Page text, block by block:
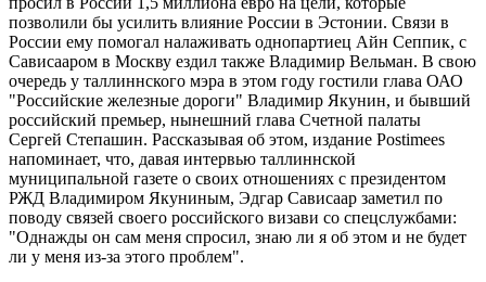
позволили бы усилить влияние России в Эстонии. Связи в
России ему помогал налаживать однопартиец Айн Сеппик, с
Сависааром в Москву ездил также Владимир Вельман. В свою
очередь у таллиннского мэра в этом году гостили глава ОАО
"Российские железные дороги" Владимир Якунин, и бывший
российский премьер, нынешний глава Счетной палаты
Сергей Степашин. Рассказывая об этом, издание Postimees
напоминает, что, давая интервью таллиннской
муниципальной газете о своих отношениях с президентом
РЖД Владимиром Якуниным, Эдгар Сависаар заметил по
поводу связей своего российского визави со спецслужбами:
"Однажды он сам меня спросил, знаю ли я об этом и не будет
ли у меня из-за этого проблем".